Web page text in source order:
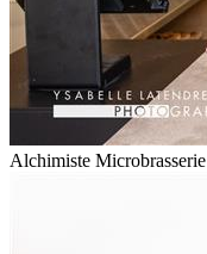
Alchimiste Microbrasserie